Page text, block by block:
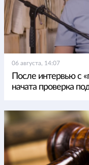
06 августа, 14:07
После интервью с
начата проверка